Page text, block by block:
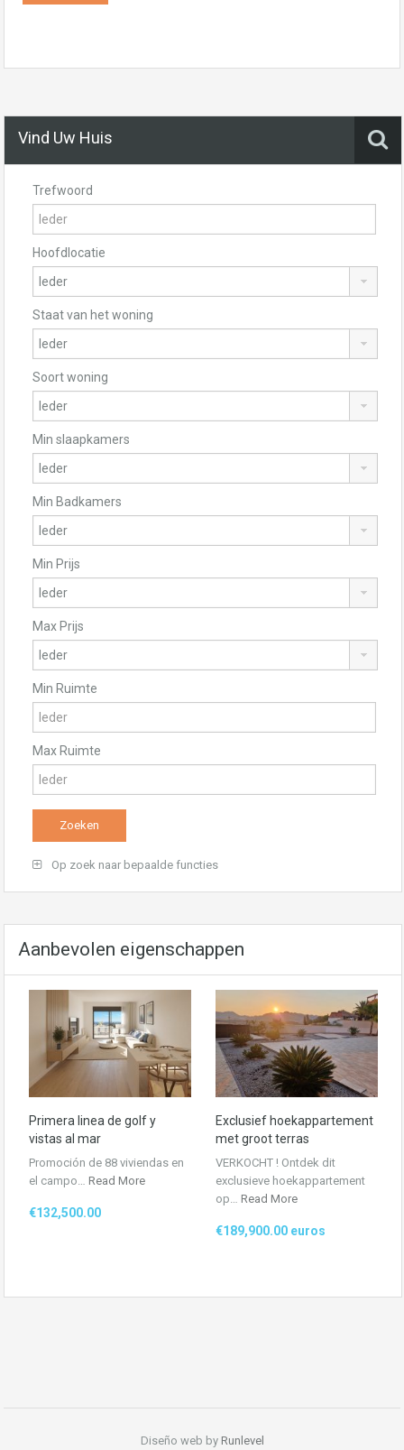
Vind Uw Huis
Trefwoord
Hoofdlocatie
Staat van het woning
Soort woning
Min slaapkamers
Min Badkamers
Min Prijs
Max Prijs
Min Ruimte
Max Ruimte
Op zoek naar bepaalde functies
Aanbevolen eigenschappen
Primera linea de golf y
vistas al mar
Promoción de 88 viviendas en
el campo… Read More
€132,500.00
Exclusief hoekappartement
met groot terras
VERKOCHT ! Ontdek dit
exclusieve hoekappartement
op… Read More
€189,900.00 euros
Diseño web by Runlevel